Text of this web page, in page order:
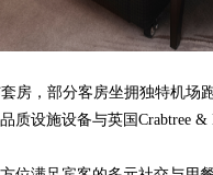
房，部分客房坐拥独特机
质设施设备与英国Crabtree